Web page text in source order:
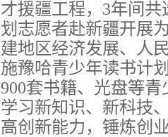
才援疆工程， 3年间共
划志愿者赴新疆开展
建地区经济发展、人
施豫哈青少年读书计
900套书籍、光盘等
学习新知识、新科技
高创新能力，锤炼创